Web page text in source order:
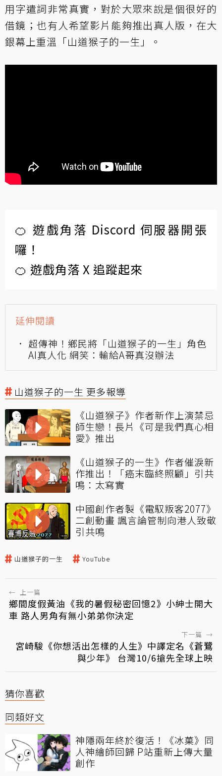
用字遣詞非常真實，對於大眾來說是個很好的
借鏡；也有人希望影片能夠推出真人版，在大
銀幕上重溫「山道猴子的一生」。
🍊 遊戲角落 Discord 伺服器開張
囉！
🍊 遊戲角落 X 追蹤起來
延伸閱讀
超傳神！鄉民將「山道猴子的一生」角色
AI真人化 網笑：輸給A哥真沒辦法
山道猴子的一生 更多報導
《山道猴子》作者新作上演禁忌
師生戀！長片《可是我們真心相
愛》推出
《山道猴子的一生》作者催淚新
作推出！「癌末臨終照顧」引共
鳴：太寫實
中國創作者製《電馭叛客2077》
二創動畫 諷言論管制向港人致敬
引共鳴
山道猴子的一生 YouTube
← 上一篇
鄉間度假黃油《我的暑假秘密回憶2》小紳士開大
車 路人男角有無小弟弟你決定
下一篇 →
宮崎駿《你想活出怎樣的人生》中譯定名《蒼鷺
與少年》 台灣10/6搶先全球上映
猜你喜歡
同類好文
神隱兩年終於復活！《冰菓》同
人神繪師回歸 P站重新上傳大量
創作